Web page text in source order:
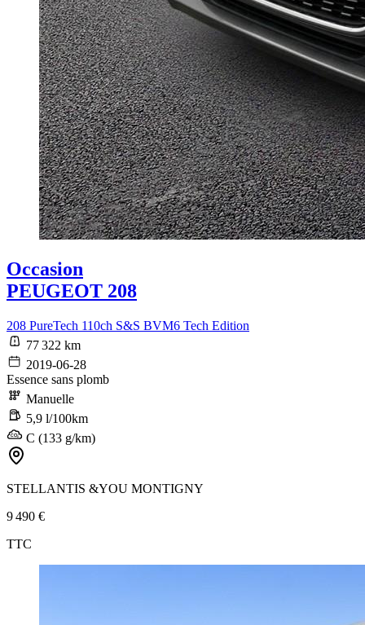
Occasion
PEUGEOT 208
208 PureTech 110ch S&S BVM6 Tech Edition
77 322 km
2019-06-28
Essence sans plomb
Manuelle
5,9 l/100km
C (133 g/km)
STELLANTIS &YOU MONTIGNY
9 490 €
TTC